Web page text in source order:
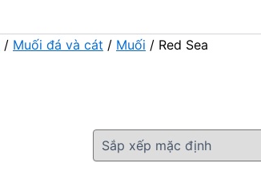
/ Muối đá và cát / Muối / Red Sea